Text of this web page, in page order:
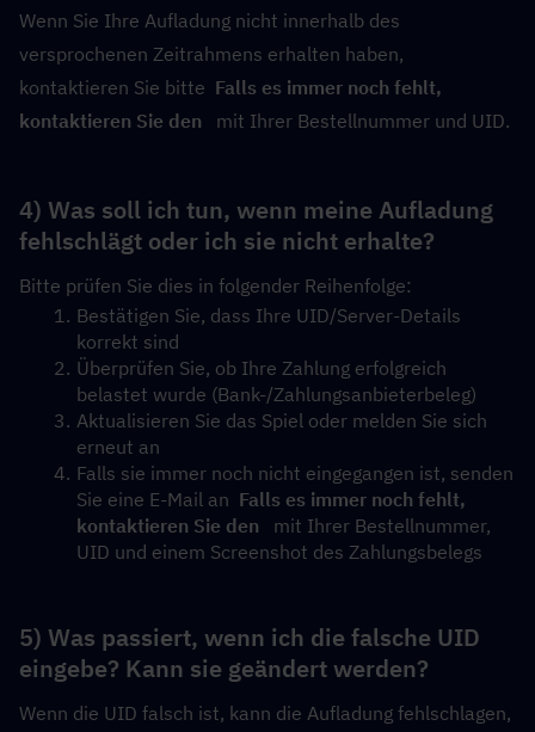
Wenn Sie Ihre Aufladung nicht innerhalb des
versprochenen Zeitrahmens erhalten haben,
kontaktieren Sie bitte Falls es immer noch fehlt,
kontaktieren Sie den
  mit Ihrer Bestellnummer und UID.
4) Was soll ich tun, wenn meine Aufladung
fehlschlägt oder ich sie nicht erhalte?
Bitte prüfen Sie dies in folgender Reihenfolge:
Bestätigen Sie, dass Ihre UID/Server-Details
korrekt sind
Überprüfen Sie, ob Ihre Zahlung erfolgreich
belastet wurde (Bank-/Zahlungsanbieterbeleg)
Aktualisieren Sie das Spiel oder melden Sie sich
erneut an
Falls sie immer noch nicht eingegangen ist, senden
Sie eine E-Mail an Falls es immer noch fehlt,
kontaktieren Sie den
  mit Ihrer Bestellnummer,
UID und einem Screenshot des Zahlungsbelegs
5) Was passiert, wenn ich die falsche UID
eingebe? Kann sie geändert werden?
Wenn die UID falsch ist, kann die Aufladung fehlschlagen,